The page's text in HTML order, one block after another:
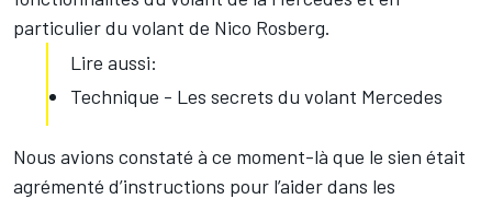
particulier du volant de Nico Rosberg.
Lire aussi:
Technique - Les secrets du volant Mercedes
Nous avions constaté à ce moment-là que le sien était
agrémenté d’instructions pour l’aider dans les